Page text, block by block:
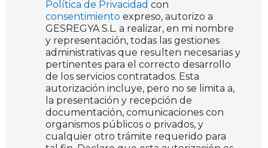
Política de Privacidad con
consentimiento expreso, autorizo a
GESREGYA S.L. a realizar, en mi nombre
y representación, todas las gestiones
administrativas que resulten necesarias y
pertinentes para el correcto desarrollo
de los servicios contratados. Esta
autorización incluye, pero no se limita a,
la presentación y recepción de
documentación, comunicaciones con
organismos públicos o privados, y
cualquier otro trámite requerido para